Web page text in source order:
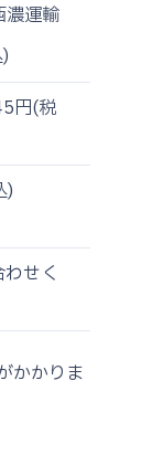
濃運輸
円(税
)
せく
かかりま